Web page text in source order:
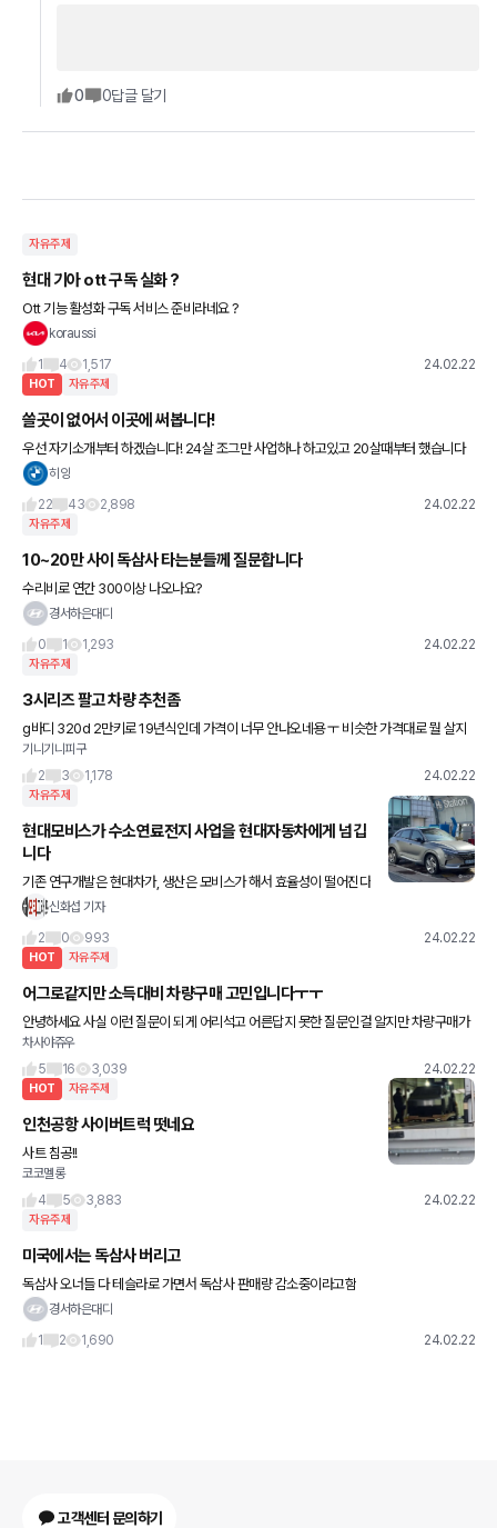
0 0답글 달기
자유주제
현대 기아 ott 구독 실화 ?
Ott 기능 활성화 구독 서비스 준비라네요 ?
koraussi
1
4 1,517 24.02.22
HOT 자유주제
쓸곳이 없어서 이곳에 써봅니다!
우선 자기소개부터 하겠습니다! 24살 조그만 사업하나 하고있고 20살때부터 했습니다
남들 눈엔 그저그렇게 보일 수 있지만 제 나름 잠 줄여가며 열심히 일하여 드디어 드림카
히잉
22
43 2,898 24.02.22
자유주제
10~20만 사이 독삼사 타는분들께 질문합니다
수리비로 연간 300이상 나오나요?
경서하은대디
0
1 1,293 24.02.22
자유주제
3시리즈 팔고 차량 추천좀
g바디 320d 2만키로 19년식인데 가격이 너무 안나오네용 ㅜ 비슷한 가격대로 뭘 살지
기니기니피구
2
3 1,178 24.02.22
자유주제
현대모비스가 수소연료전지 사업을 현대자동차에게 넘깁
니다
기존 연구개발은 현대차가, 생산은 모비스가 해서 효율성이 떨어진다
는 지적이 있었는데요, 이번 조치로 현대차에서 모두 맡기로 했나봅
일
신화섭 기자
2
0 993 24.02.22
HOT 자유주제
어그로같지만 소득대비 차량구매 고민입니다ㅜㅜ
안녕하세요 사실 이런 질문이 되게 어리석고 어른답지 못한 질문인걸 알지만 차량구매가
처음이다보니 고민스러워 글한번 남겨봐요 그동안은 중형 법인리스차량을 이용했고 아
이가 생겨 suv 구매 고민을 하
차사야쥬우
5
16 3,039 24.02.22
HOT 자유주제
인천공항 사이버트럭 떳네요
사트 침공!!
코코멜롱
4
5 3,883 24.02.22
자유주제
미국에서는 독삼사 버리고
독삼사 오너들 다 테슬라로 가면서 독삼사 판매량 감소중이라고함
경서하은대디
1
2 1,690 24.02.22
고객센터 문의하기